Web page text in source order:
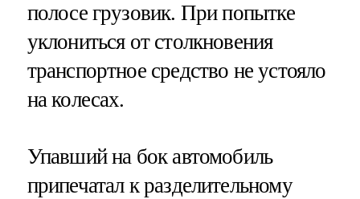
полосе грузовик. При попытке
уклониться от столкновения
транспортное средство не устояло
на колесах.
Упавший на бок автомобиль
припечатал к разделительному